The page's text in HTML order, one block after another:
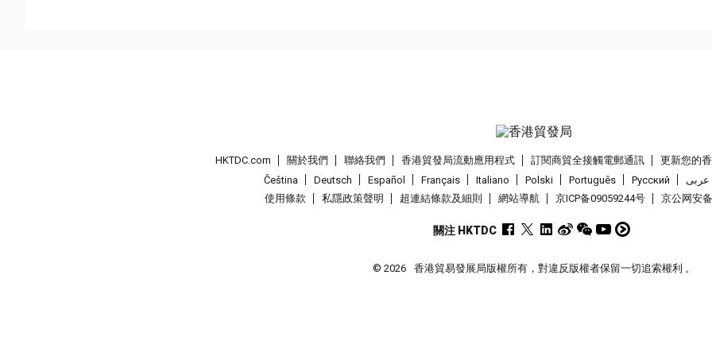
HKTDC.com 關於我們 聯絡我們 香港貿發局流動應用程式 訂閱商貿全接觸電郵通訊
更新您的
Čeština
Deutsch Español Français Italiano Polski Português Pусский
عربى
使用條款
私隱政策聲明 超連結條款及細則 網站導航 京ICP备09059244号 京公网安
關注 HKTDC
© 2026 香港貿易發展局版權所有，對違反版權者保留一切追索權利 。